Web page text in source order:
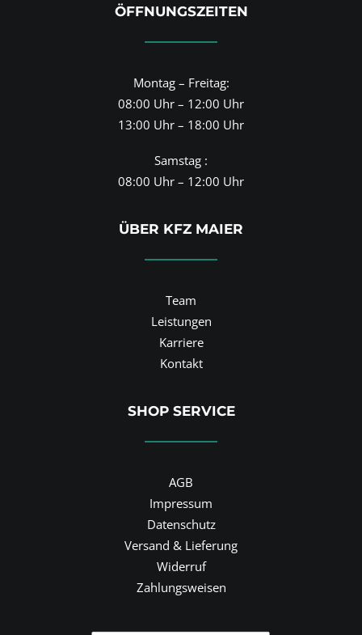
ÖFFNUNGSZEITEN
Montag – Freitag:
08:00 Uhr – 12:00 Uhr
13:00 Uhr – 18:00 Uhr
Samstag :
08:00 Uhr – 12:00 Uhr
ÜBER KFZ MAIER
Team
Leistungen
Karriere
Kontakt
SHOP SERVICE
AGB
Impressum
Datenschutz
Versand & Lieferung
Widerruf
Zahlungsweisen